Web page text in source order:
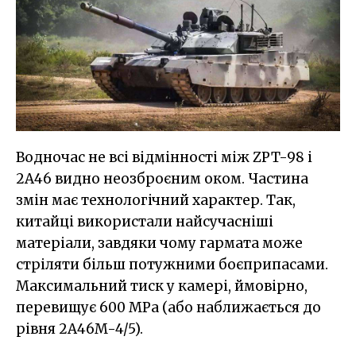
Водночас не всі відмінності між ZPT-98 і
2A46 видно неозброєним оком. Частина
змін має технологічний характер. Так,
китайці використали найсучасніші
матеріали, завдяки чому гармата може
стріляти більш потужними боєприпасами.
Максимальний тиск у камері, ймовірно,
перевищує 600 MPa (або наближається до
рівня 2A46M-4/5).